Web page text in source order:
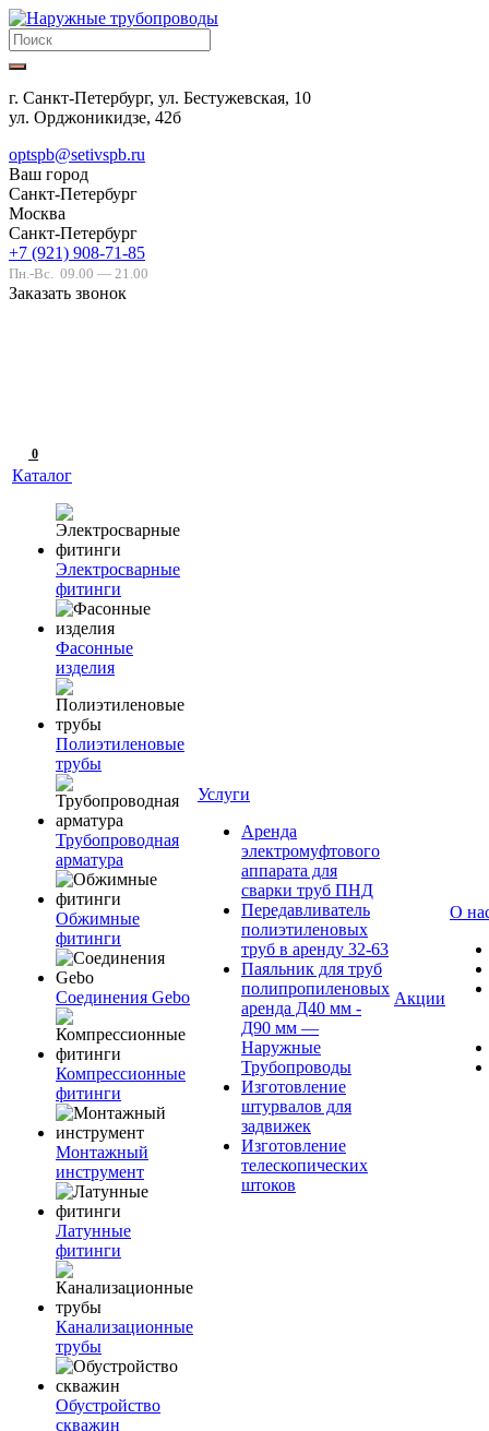
г. Санкт-Петербург, ул. Бестужевская, 10
ул. Орджоникидзе, 42б
optspb@setivspb.ru
Ваш город
Санкт-Петербург
Москва
Санкт-Петербург
+7 (921) 908-71-85
Пн.-Вс. 09.00 — 21.00
Заказать звонок
0
Каталог
Электросварные
фитинги
Фасонные
изделия
Полиэтиленовые
трубы
Трубопроводная
арматура
Обжимные
фитинги
Соединения Gebo
Компрессионные
фитинги
Монтажный
инструмент
Латунные
фитинги
Канализационные
трубы
Обустройство
скважин
Услуги
Аренда
электромуфтового
аппарата для
сварки труб ПНД
Передавливатель
полиэтиленовых
труб в аренду 32-63
Паяльник для труб
полипропиленовых
аренда Д40 мм -
Д90 мм —
Наружные
Трубопроводы
Изготовление
штурвалов для
задвижек
Изготовление
телескопических
штоков
Акции
О